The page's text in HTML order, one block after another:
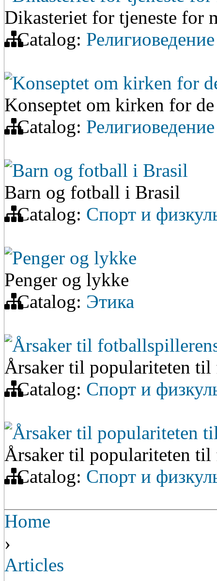
Dikasteriet for tjeneste for
Catalog: Религиоведение
Konseptet om kirken for
Konseptet om kirken for
Catalog: Религиоведение
Barn og fotball i Brasil
Barn og fotball i Brasil
Catalog: Спорт и
Penger og lykke
Penger og lykke
Catalog: Этика
Årsaker til
Årsaker til populariteten
Catalog: Спорт и
Årsaker til populariteten
Årsaker til populariteten
Catalog: Спорт и
Home
›
Articles